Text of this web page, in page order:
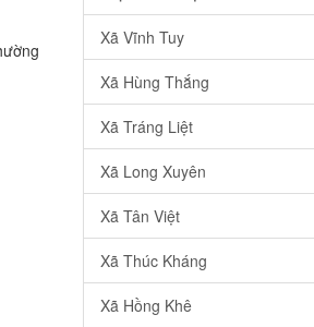
Xã Vĩnh Tuy
Xã Hùng Thắng
Xã Tráng Liệt
Xã Long Xuyên
Xã Tân Việt
Xã Thúc Kháng
Xã Hồng Khê